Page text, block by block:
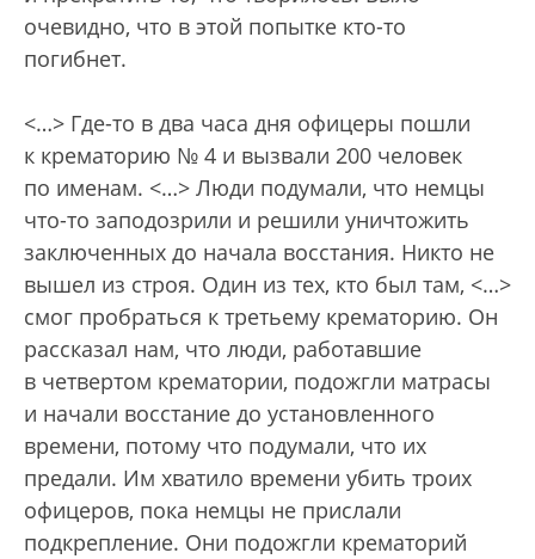
очевидно, что в этой попытке кто-то
погибнет.
<…> Где-то в два часа дня офицеры пошли
к крематорию № 4 и вызвали 200 человек
по именам. <…> Люди подумали, что немцы
что-то заподозрили и решили уничтожить
заключенных до начала восстания. Никто не
вышел из строя. Один из тех, кто был там, <…>
смог пробраться к третьему крематорию. Он
рассказал нам, что люди, работавшие
в четвертом крематории, подожгли матрасы
и начали восстание до установленного
времени, потому что подумали, что их
предали. Им хватило времени убить троих
офицеров, пока немцы не прислали
подкрепление. Они подожгли крематорий